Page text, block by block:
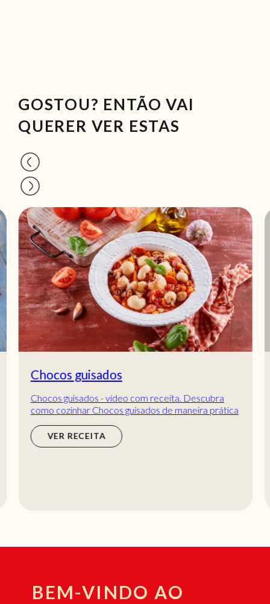
GOSTOU? ENTÃO VAI
QUERER VER ESTAS
Chocos guisados
Chocos guisados - vídeo com receita. Descubra
como cozinhar Chocos guisados de maneira prática
VER RECEITA
BEM-VINDO AO